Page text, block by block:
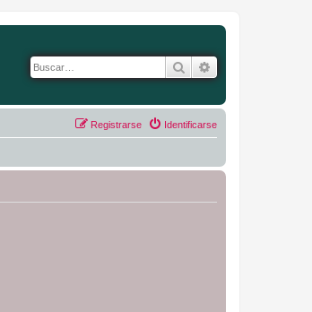
Buscar
Identificarse
Registrarse